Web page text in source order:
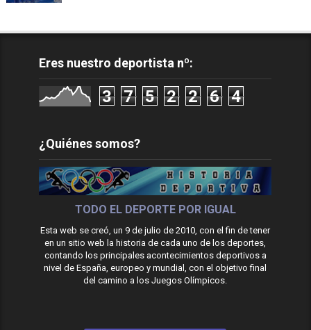
Eres nuestro deportista nº:
3 7 5 2 2 6 4
¿Quiénes somos?
TODO EL DEPORTE POR IGUAL
Esta web se creó, un 9 de julio de 2010, con el fin de tener
en un sitio web la historia de cada uno de los deportes,
contando los principales acontecimientos deportivos a
nivel de España, europeo y mundial, con el objetivo final
del camino a los Juegos Olímpicos.